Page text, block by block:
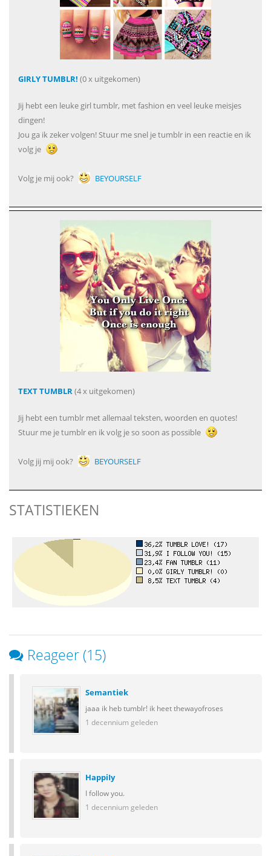
GIRLY TUMBLR! (0 x uitgekomen)
Jij hebt een leuke girl tumblr, met fashion en veel leuke meisjes
dingen!
Jou ga ik zeker volgen! Stuur me snel je tumblr in een reactie en ik
volg je
Volg je mij ook? BEYOURSELF
TEXT TUMBLR(4 x uitgekomen)
Jij hebt een tumblr met allemaal teksten, woorden en quotes!
Stuur me je tumblr en ik volg je so soon as possible
Volg jij mij ook? BEYOURSELF
STATISTIEKEN
Reageer (15)
Semantiek
jaaa ik heb tumblr! ik heet thewayofroses
1 decennium geleden
HappiIy
I follow you.
1 decennium geleden